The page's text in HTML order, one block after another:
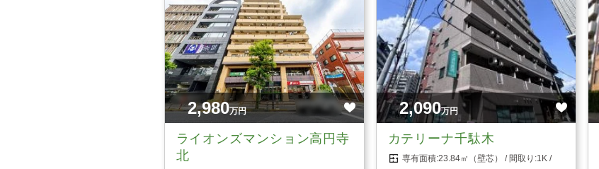
2,980万円
ライオンズマンション高円寺
北
2,090万円
カテリーナ千駄木
23.84㎡（壁芯）
1K